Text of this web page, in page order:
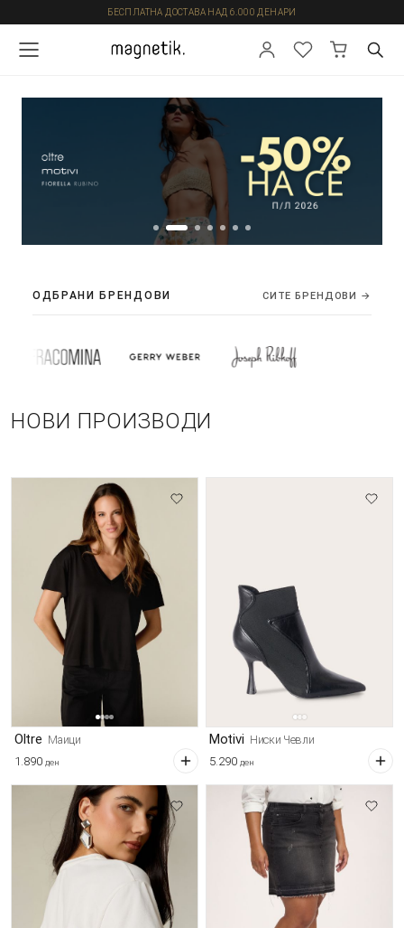
БЕСПЛАТНА ДОСТАВА НАД 6.000 ДЕНАРИ
ОДБРАНИ БРЕНДОВИ СИТЕ БРЕНДОВИ →
НОВИ ПРОИЗВОДИ
Oltre Маици
1.890 ден
Motivi Ниски Чевли
5.290 ден